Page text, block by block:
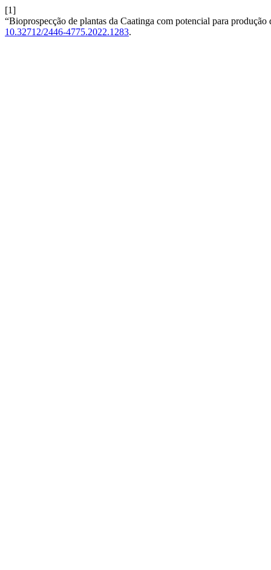
[1]
“Bioprospecção de plantas da Caatinga com potencial para
10.32712/2446-4775.2022.1283.